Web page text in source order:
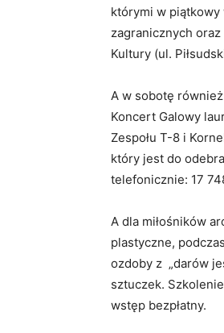
którymi w
zagranicznych
Kultury (ul.
A w sobotę
Koncert Galowy
Zespołu T-8 i
który jest do
telefonicznie: 17
A dla miłośników
plastyczne,
ozdoby z „darów
sztuczek.
wstęp bezpłatny.